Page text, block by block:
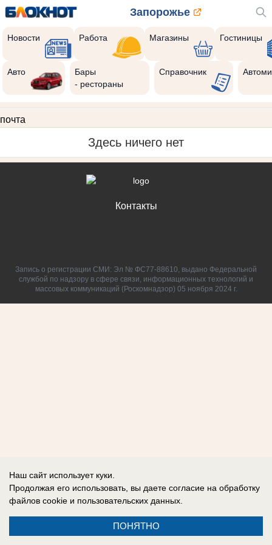
Запорожье
Новости Работа Магазины Гостиницы
Авто
Бары
- рестораны
Справочник
почта
Здесь ничего нет
Контакты
Запись о регистрации СМИ: Эл № ФС77-88610, выдано Федеральной
службой по надзору в сфере связи, информационных технологий и
массовых коммуникаций (Роскомнадзор) 05 ноября 2024 г.
Наш сайт использует куки.
Продолжая его использовать, вы даете согласие на обработку
файлов cookie и пользовательских данных.
ПОНЯТНО